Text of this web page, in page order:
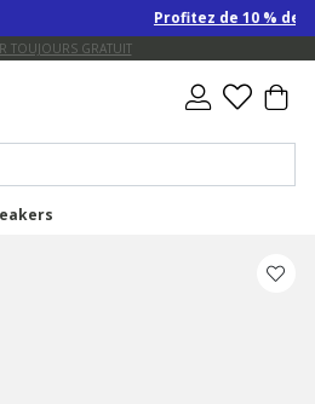
Profitez de 10 % de remise
LES COMMANDES DE PLUS DE 90.00 €
TOUJOURS GRATUIT